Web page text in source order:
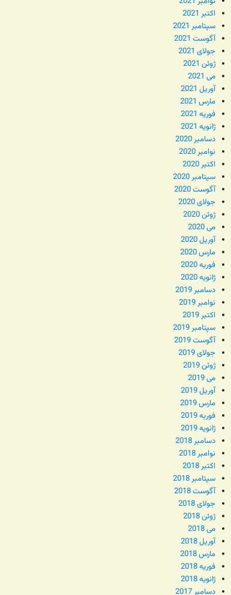
اکتبر 2021
سپتامبر 2021
آگوست 2021
جولای 2021
ژوئن 2021
می 2021
آوریل 2021
مارس 2021
فوریه 2021
ژانویه 2021
دسامبر 2020
نوامبر 2020
اکتبر 2020
سپتامبر 2020
آگوست 2020
جولای 2020
ژوئن 2020
می 2020
آوریل 2020
مارس 2020
فوریه 2020
ژانویه 2020
دسامبر 2019
نوامبر 2019
اکتبر 2019
سپتامبر 2019
آگوست 2019
جولای 2019
ژوئن 2019
می 2019
آوریل 2019
مارس 2019
فوریه 2019
ژانویه 2019
دسامبر 2018
نوامبر 2018
اکتبر 2018
سپتامبر 2018
آگوست 2018
جولای 2018
ژوئن 2018
می 2018
آوریل 2018
مارس 2018
فوریه 2018
ژانویه 2018
دسامبر 2017